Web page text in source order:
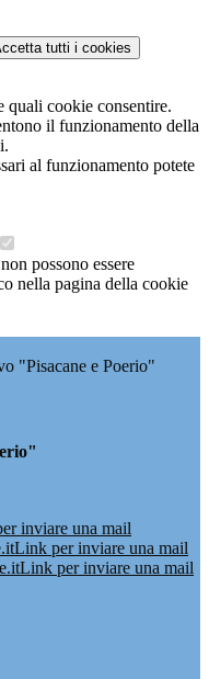
tutti i cookies
quali cookie consentire.
il funzionamento della
al funzionamento potete
possono essere
nella pagina della cookie
"Pisacane e Poerio"
inviare una mail
Link per inviare una mail
Link per inviare una mail